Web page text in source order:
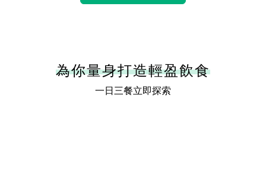
為你量身打造輕盈飲食
一日三餐立即探索